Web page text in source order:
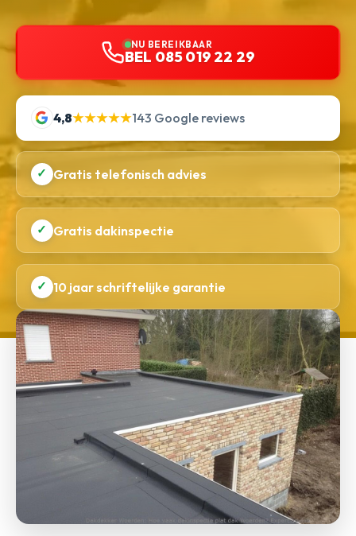
NU BEREIKBAAR
BEL 085 019 22 29
4,8★★★★★143 Google reviews
✓ Gratis telefonisch advies
✓ Gratis dakinspectie
✓ 10 jaar schriftelijke garantie